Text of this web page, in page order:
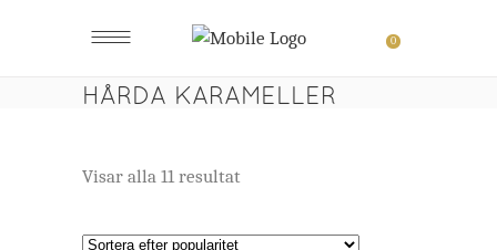
0
HÅRDA KARAMELLER
Visar alla 11 resultat